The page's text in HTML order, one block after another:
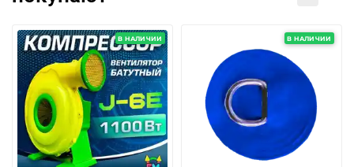
В НАЛИЧИИ В НАЛИЧИИ